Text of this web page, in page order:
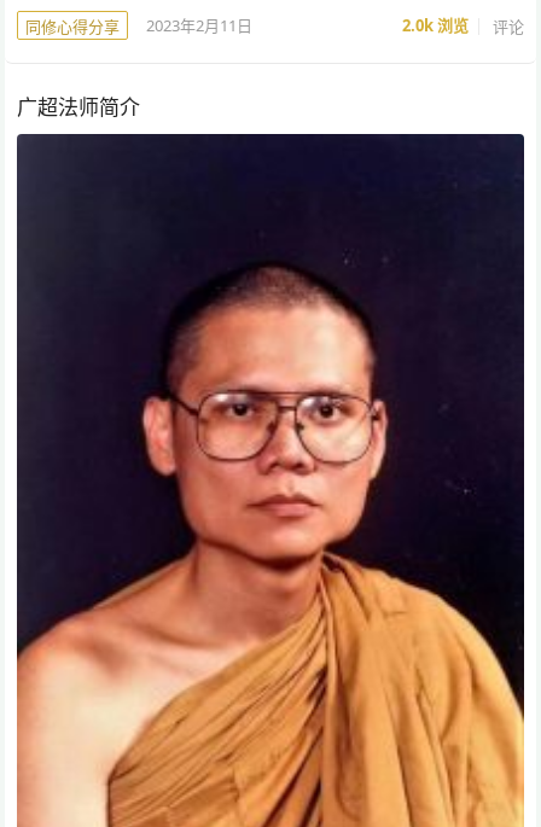
同修心得分享 2023年2月11日 2.0k浏览 评论
广超法师简介